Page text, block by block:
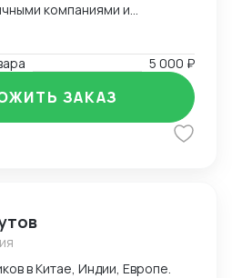
компаниями и
контроль и обеспечение
товаров, от
до промышленного5 000 ₽
ЗАКАЗ
в Китае, Индии, Европе.